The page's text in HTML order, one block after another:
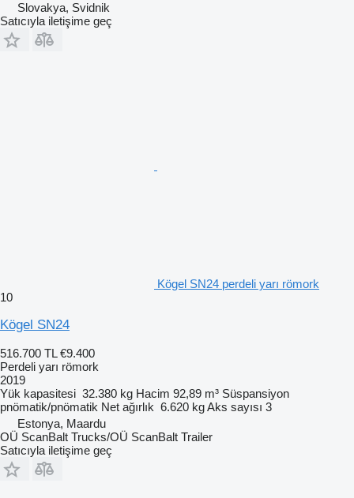
Slovakya, Svidnik
Satıcıyla iletişime geç
Kögel SN24 perdeli yarı römork
10
Kögel SN24
516.700 TL €9.400
Perdeli yarı römork
2019
Yük kapasitesi 32.380 kg Hacim 92,89 m³ Süspansiyon
pnömatik/pnömatik Net ağırlık 6.620 kgAks sayısı 3
Estonya, Maardu
OÜ ScanBalt Trucks/OÜ ScanBalt Trailer
Satıcıyla iletişime geç